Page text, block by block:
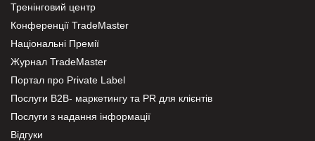
Тренінговий центр
Конференції TradeMaster
Національні Премії
Журнал TradeMaster
Портал про Private Label
Послуги В2В- маркетингу та PR для клієнтів
Послуги з надання інформації
Відгуки